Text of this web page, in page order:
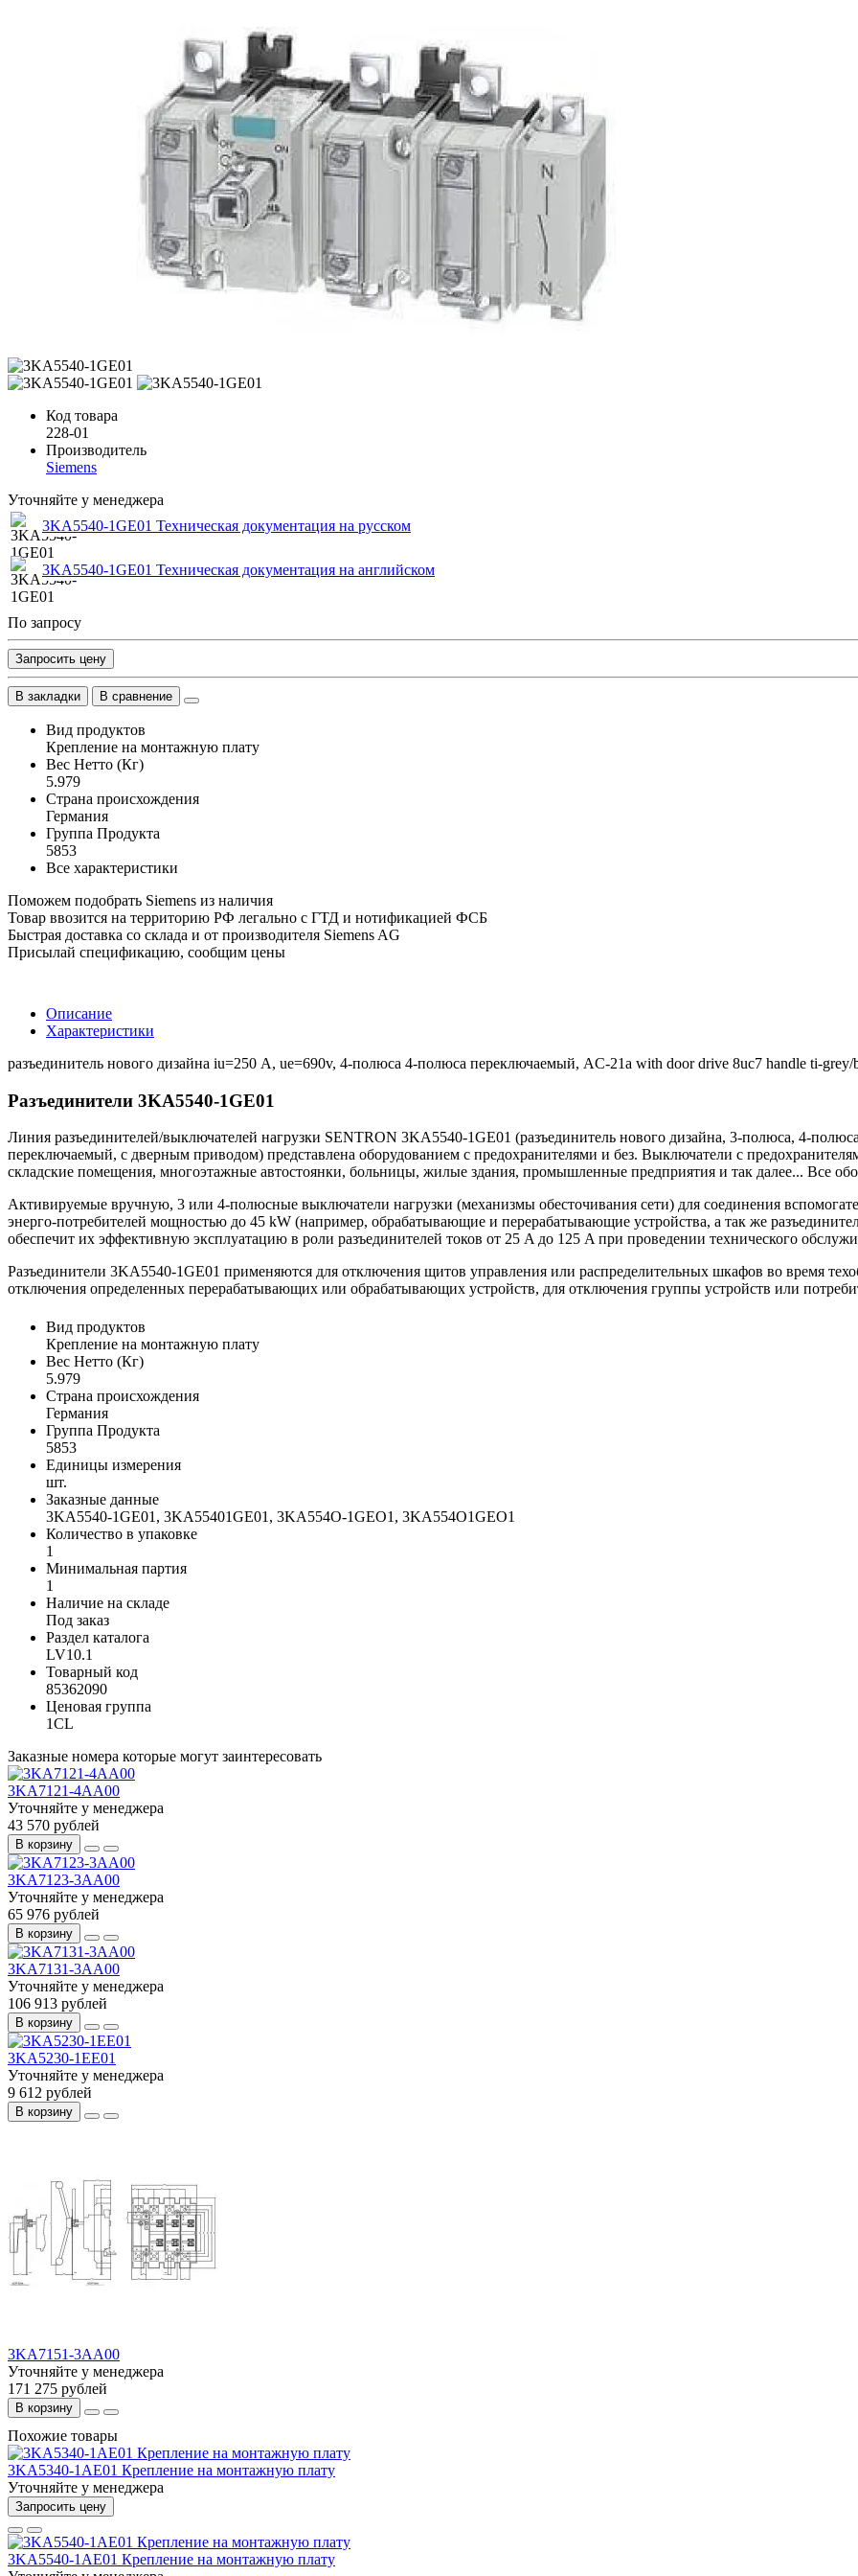
Код товара
228-01
Производитель
Siemens
Уточняйте у менеджера
3KA5540-1GE01 Техническая документация на русском
3KA5540-1GE01 Техническая документация на английском
По запросу
Запросить цену
В закладки В сравнение
Вид продуктов
Крепление на монтажную плату
Вес Нетто (Кг)
5.979
Страна происхождения
Германия
Группа Продукта
5853
Все характеристики
Поможем подобрать Siemens из наличия
Товар ввозится на территорию РФ легально с ГТД и нотификацией ФСБ
Быстрая доставка со склада и от производителя Siemens AG
Присылай спецификацию, сообщим цены
Описание
Характеристики
разъединитель нового дизайна iu=250 А, ue=690v, 4-полюса 4-полюса переключаемый, AC-21a with door drive 8uc7 handle ti-
Разъединители 3KA5540-1GE01
Линия разъединителей/выключателей нагрузки SENTRON 3KA5540-1GE01 (разъединитель нового дизайна, 3-полюса, 4-
переключаемый, с дверным приводом) представлена оборудованием с предохранителями и без. Выключатели с
складские помещения, многоэтажные автостоянки, больницы, жилые здания, промышленные предприятия и так далее... Все
Активируемые вручную, 3 или 4-полюсные выключатели нагрузки (механизмы обесточивания сети) для соединения
энерго-потребителей мощностью до 45 kW (например, обрабатывающие и перерабатывающие устройства, а так же
обеспечит их эффективную эксплуатацию в роли разъединителей токов от 25 A до 125 A при проведении технического
Разъединители 3KA5540-1GE01 применяются для отключения щитов управления или распределительных шкафов во время
отключения определенных перерабатывающих или обрабатывающих устройств, для отключения группы устройств или
Вид продуктов
Крепление на монтажную плату
Вес Нетто (Кг)
5.979
Страна происхождения
Германия
Группа Продукта
5853
Единицы измерения
шт.
Заказные данные
3KA5540-1GE01, 3KA55401GE01, 3KA554O-1GEO1, 3KA554O1GEO1
Количество в упаковке
1
Минимальная партия
1
Наличие на складе
Под заказ
Раздел каталога
LV10.1
Товарный код
85362090
Ценовая группа
1CL
Заказные номера которые могут заинтересовать
3KA7121-4AA00
Уточняйте у менеджера
43 570 рублей
В корзину
3KA7123-3AA00
Уточняйте у менеджера
65 976 рублей
В корзину
3KA7131-3AA00
Уточняйте у менеджера
106 913 рублей
В корзину
3KA5230-1EE01
Уточняйте у менеджера
9 612 рублей
В корзину
3KA7151-3AA00
Уточняйте у менеджера
171 275 рублей
В корзину
Похожие товары
3KA5340-1AE01 Крепление на монтажную плату
Уточняйте у менеджера
Запросить цену
3KA5540-1AE01 Крепление на монтажную плату